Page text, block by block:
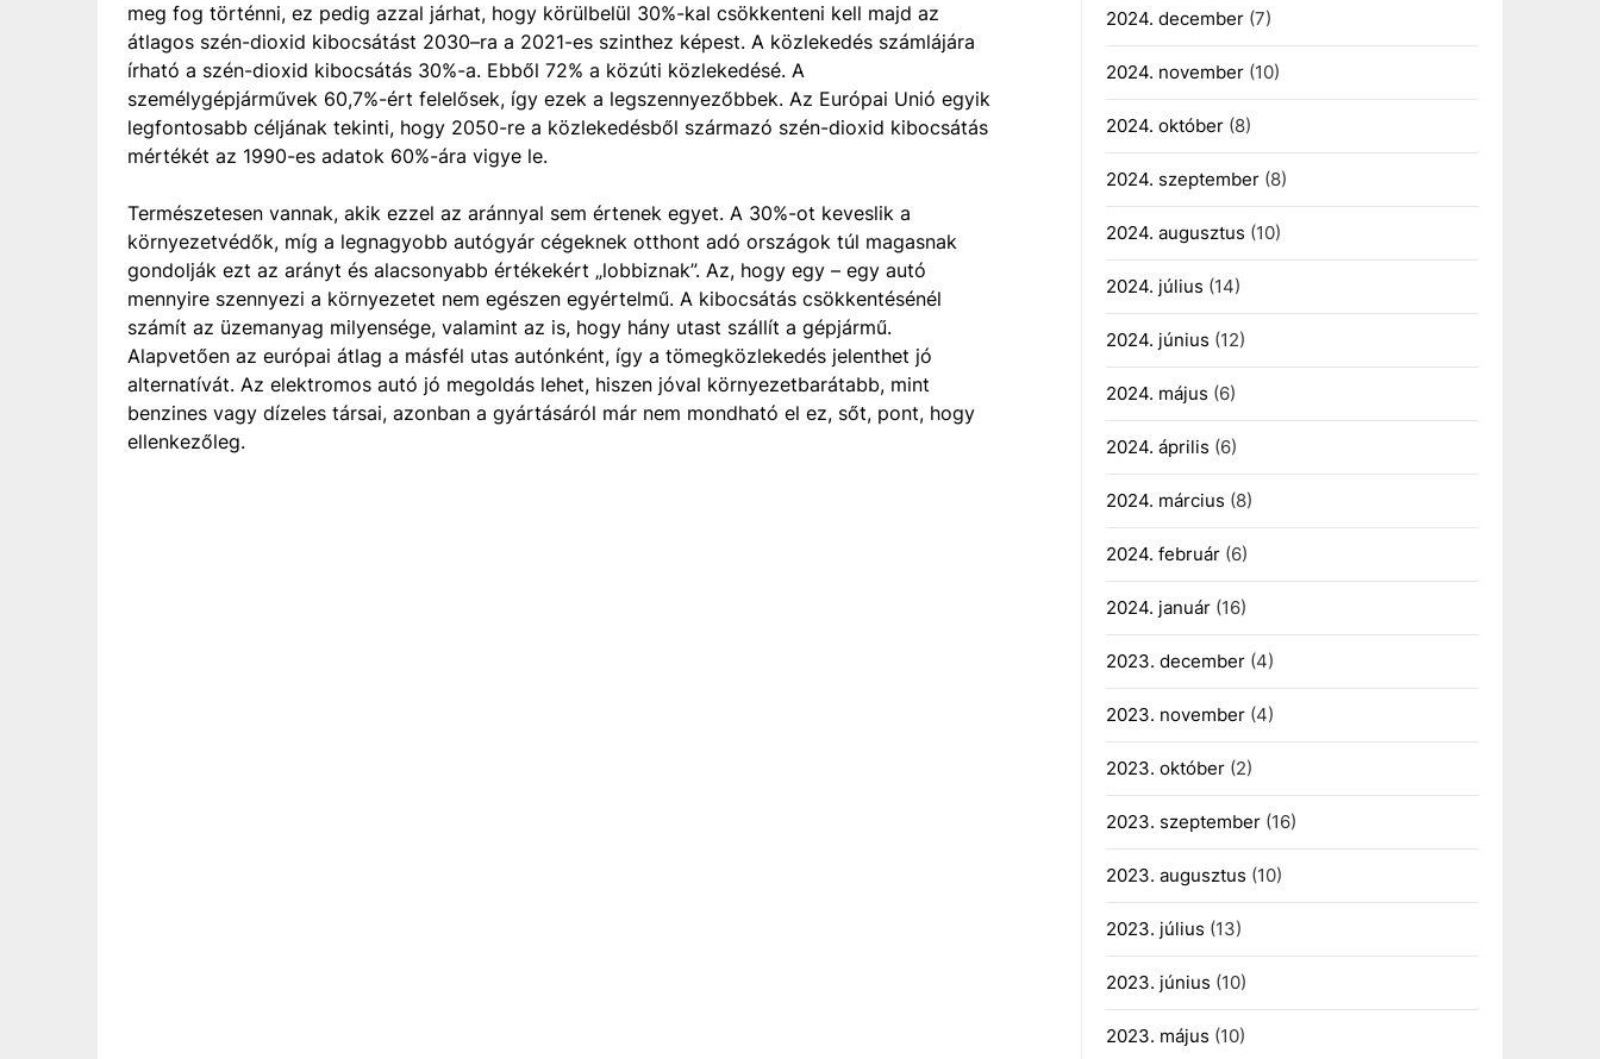
meg fog történni, ez pedig azzal járhat, hogy körülbelül 30%-kal csökkenteni kell majd az
átlagos szén-dioxid kibocsátást 2030–ra a 2021-es szinthez képest. A közlekedés számlájára
írható a szén-dioxid kibocsátás 30%-a. Ebből 72% a közúti közlekedésé. A
személygépjárművek 60,7%-ért felelősek, így ezek a legszennyezőbbek. Az Európai Unió egyik
legfontosabb céljának tekinti, hogy 2050-re a közlekedésből származó szén-dioxid kibocsátás
mértékét az 1990-es adatok 60%-ára vigye le.
Természetesen vannak, akik ezzel az aránnyal sem értenek egyet. A 30%-ot keveslik a
környezetvédők, míg a legnagyobb autógyár cégeknek otthont adó országok túl magasnak
gondolják ezt az arányt és alacsonyabb értékekért „lobbiznak”. Az, hogy egy – egy autó
mennyire szennyezi a környezetet nem egészen egyértelmű. A kibocsátás csökkentésénél
számít az üzemanyag milyensége, valamint az is, hogy hány utast szállít a gépjármű.
Alapvetően az európai átlag a másfél utas autónként, így a tömegközlekedés jelenthet jó
alternatívát. Az elektromos autó jó megoldás lehet, hiszen jóval környezetbarátabb, mint
benzines vagy dízeles társai, azonban a gyártásáról már nem mondható el ez, sőt, pont, hogy
ellenkezőleg.
2024. december(7)
2024. november(10)
2024. október(8)
2024. szeptember(8)
2024. augusztus (10)
2024. július (14)
2024. június (12)
2024. május (6)
2024. április (6)
2024. március (8)
2024. február(6)
2024. január(16)
2023. december(4)
2023. november(4)
2023. október(2)
2023. szeptember(16)
2023. augusztus (10)
2023. július (13)
2023. június (10)
2023. május (10)